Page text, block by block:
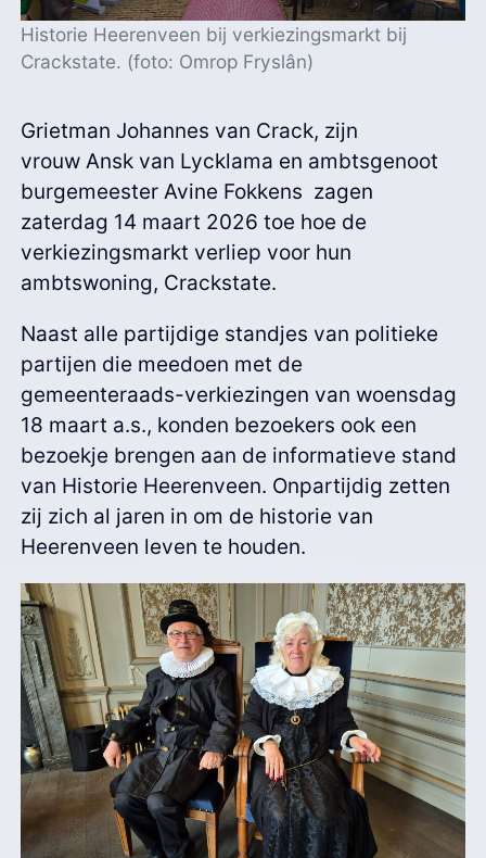
Historie Heerenveen bij verkiezingsmarkt bij
Crackstate. (foto: Omrop Fryslân)
Grietman Johannes van Crack, zijn
vrouw Ansk van Lycklama en ambtsgenoot
burgemeester Avine Fokkens zagen
zaterdag 14 maart 2026 toe hoe de
verkiezingsmarkt verliep voor hun
ambtswoning, Crackstate.
Naast alle partijdige standjes van politieke
partijen die meedoen met de
gemeenteraads-verkiezingen van woensdag
18 maart a.s., konden bezoekers ook een
bezoekje brengen aan de informatieve stand
van Historie Heerenveen. Onpartijdig zetten
zij zich al jaren in om de historie van
Heerenveen leven te houden.